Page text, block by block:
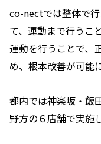
co-nectでは整体で
て、運動まで行うこ
運動を行うことで、
め、根本改善が可能
都内では神楽坂・飯
野方の６店舗で実施